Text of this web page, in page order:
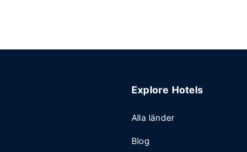
Explore Hotels
Alla länder
Blog